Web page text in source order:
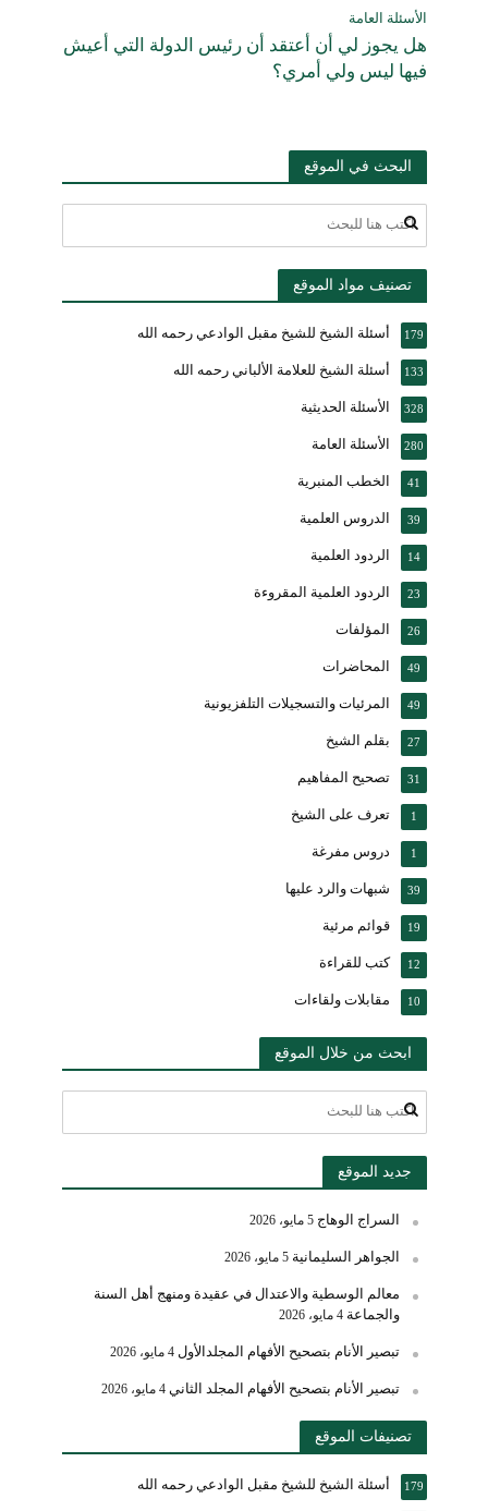
الأسئلة العامة
هل يجوز لي أن أعتقد أن رئيس الدولة التي أعيش
فيها ليس ولي أمري؟
البحث في الموقع
تصنيف مواد الموقع
أسئلة الشيخ للشيخ مقبل الوادعي رحمه الله 179
أسئلة الشيخ للعلامة الألباني رحمه الله 133
الأسئلة الحديثية 328
الأسئلة العامة 280
الخطب المنبرية 41
الدروس العلمية 39
الردود العلمية 14
الردود العلمية المقروءة 23
المؤلفات 26
المحاضرات 49
المرئيات والتسجيلات التلفزيونية 49
بقلم الشيخ 27
تصحيح المفاهيم 31
تعرف على الشيخ 1
دروس مفرغة 1
شبهات والرد عليها 39
قوائم مرئية 19
كتب للقراءة 12
مقابلات ولقاءات 10
ابحث من خلال الموقع
جديد الموقع
السراج الوهاج 5 مايو، 2026
الجواهر السليمانية 5 مايو، 2026
معالم الوسطية والاعتدال في عقيدة ومنهج أهل السنة
والجماعة 4 مايو، 2026
تبصير الأنام بتصحيح الأفهام المجلدالأول 4 مايو، 2026
تبصير الأنام بتصحيح الأفهام المجلد الثاني 4 مايو، 2026
تصنيفات الموقع
أسئلة الشيخ للشيخ مقبل الوادعي رحمه الله 179